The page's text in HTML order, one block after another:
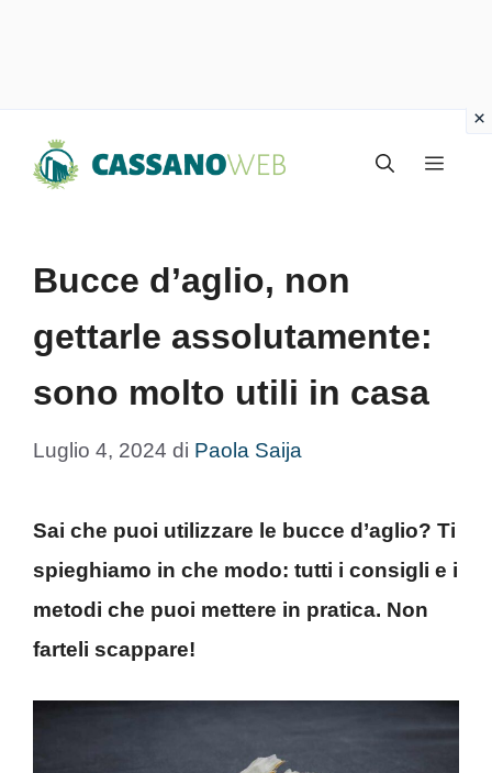
Menu
Bucce d’aglio, non
gettarle assolutamente:
sono molto utili in casa
Luglio 4, 2024 di Paola Saija
Sai che puoi utilizzare le bucce d’aglio? Ti
spieghiamo in che modo: tutti i consigli e i
metodi che puoi mettere in pratica. Non
farteli scappare!